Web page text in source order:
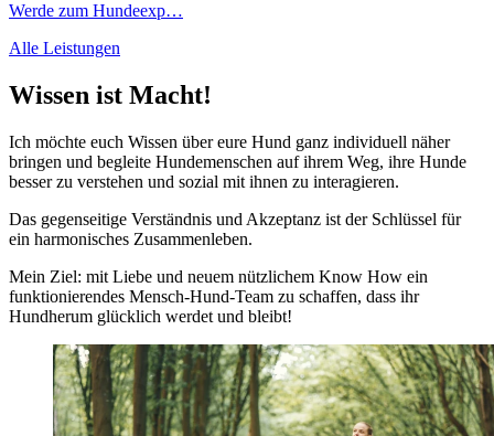
Werde zum Hundeexp…
Alle Leistungen
Wissen ist Macht!
Ich möchte euch Wissen über eure Hund ganz individuell näher
bringen und begleite Hundemenschen auf ihrem Weg, ihre Hunde
besser zu verstehen und sozial mit ihnen zu interagieren.
Das gegenseitige Verständnis und Akzeptanz ist der Schlüssel für
ein harmonisches Zusammenleben.
Mein Ziel: mit Liebe und neuem nützlichem Know How ein
funktionierendes Mensch-Hund-Team zu schaffen, dass ihr
Hundherum glücklich werdet und bleibt!